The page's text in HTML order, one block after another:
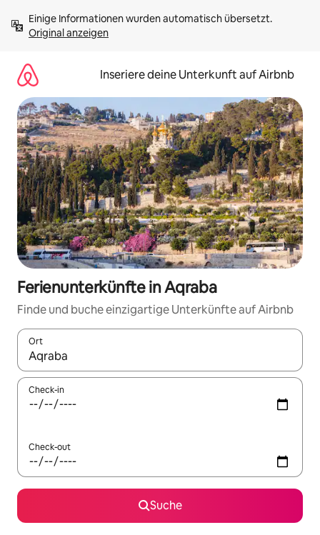
Inhalten
springenOriginal anzeigen
Inseriere deine Unterkunft auf Airbnb
Ferienunterkünfte in Aqraba
Finde und buche einzigartige Unterkünfte auf Airbnb
Ort
Wenn Ergebnisse verfügbar sind, navigiere mit den
Check-in
Check-out
Suche